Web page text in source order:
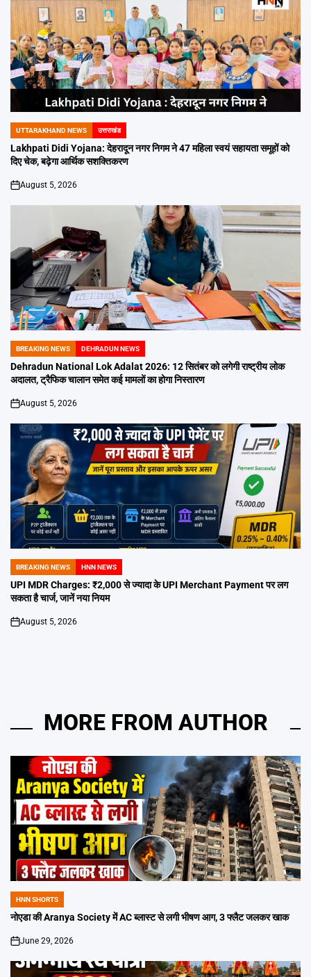
POSTED
IN
UTTARAKHAND NEWS उत्तराखंड
Lakhpati Didi Yojana: देहरादून नगर निगम ने 47 महिला स्वयं सहायता समूहों को
दिए चेक, बढ़ेगा आर्थिक सशक्तिकरण
on
August 5, 2026
POSTED
IN
BREAKING NEWS DEHRADUN NEWS
Dehradun National Lok Adalat 2026: 12 सितंबर को लगेगी राष्ट्रीय लोक
अदालत, ट्रैफिक चालान समेत कई मामलों का होगा निस्तारण
on
August 5, 2026
POSTED
IN
BREAKING NEWS HNN NEWS
UPI MDR Charges: ₹2,000 से ज्यादा के UPI Merchant Payment पर लग
सकता है चार्ज, जानें नया नियम
on
August 5, 2026
MORE FROM AUTHOR
POSTED
IN
HNN SHORTS
नोएडा की Aranya Society में AC ब्लास्ट से लगी भीषण आग, 3 फ्लैट जलकर खाक
on
June 29, 2026